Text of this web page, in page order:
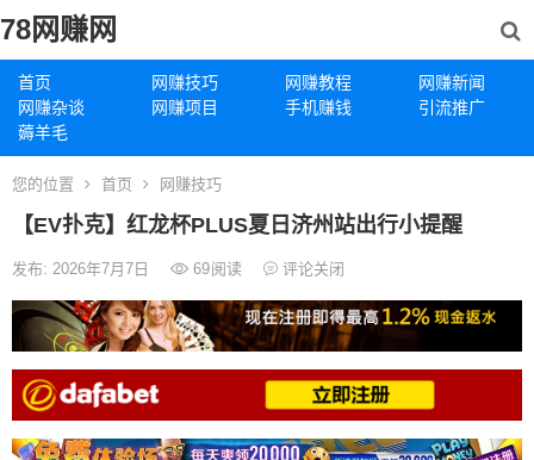
78网赚网
首页 网赚技巧 网赚教程
网赚新闻
网赚杂谈
网赚项目 手机赚钱
引流推广
薅羊毛
您的位置 首页 网赚技巧
【EV扑克】红龙杯PLUS夏日济州站出行小提醒
发布: 2026年7月7日 69阅读 评论关闭